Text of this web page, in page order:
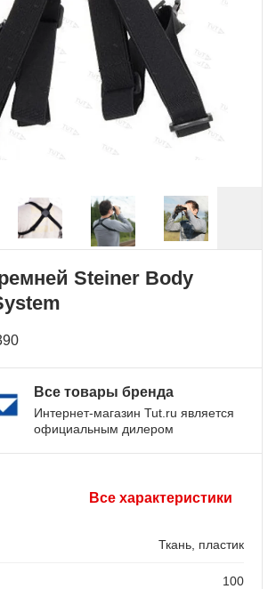
Steiner Body
Все товары бренда
Интернет-магазин Tut.ru является
официальным дилером
Все характеристики
Ткань, пластик
100